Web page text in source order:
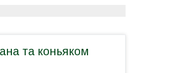
та коньяком